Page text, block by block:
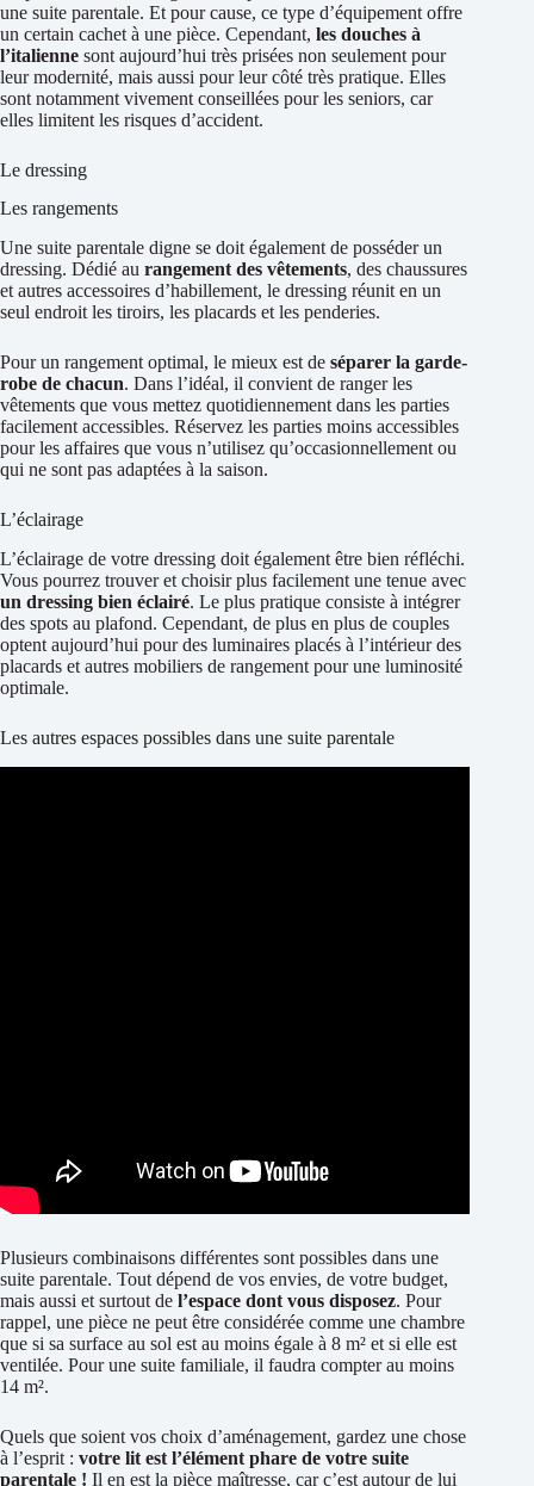
une suite parentale. Et pour cause, ce type d’équipement offre
un certain cachet à une pièce. Cependant, les douches à
l’italienne sont aujourd’hui très prisées non seulement pour
leur modernité, mais aussi pour leur côté très pratique. Elles
sont notamment vivement conseillées pour les seniors, car
elles limitent les risques d’accident.
Le dressing
Les rangements
Une suite parentale digne se doit également de posséder un
dressing. Dédié au rangement des vêtements, des chaussures
et autres accessoires d’habillement, le dressing réunit en un
seul endroit les tiroirs, les placards et les penderies.
Pour un rangement optimal, le mieux est de séparer la garde-
robe de chacun. Dans l’idéal, il convient de ranger les
vêtements que vous mettez quotidiennement dans les parties
facilement accessibles. Réservez les parties moins accessibles
pour les affaires que vous n’utilisez qu’occasionnellement ou
qui ne sont pas adaptées à la saison.
L’éclairage
L’éclairage de votre dressing doit également être bien réfléchi.
Vous pourrez trouver et choisir plus facilement une tenue avec
un dressing bien éclairé. Le plus pratique consiste à intégrer
des spots au plafond. Cependant, de plus en plus de couples
optent aujourd’hui pour des luminaires placés à l’intérieur des
placards et autres mobiliers de rangement pour une luminosité
optimale.
Les autres espaces possibles dans une suite parentale
Plusieurs combinaisons différentes sont possibles dans une
suite parentale. Tout dépend de vos envies, de votre budget,
mais aussi et surtout de l’espace dont vous disposez. Pour
rappel, une pièce ne peut être considérée comme une chambre
que si sa surface au sol est au moins égale à 8 m² et si elle est
ventilée. Pour une suite familiale, il faudra compter au moins
14 m².
Quels que soient vos choix d’aménagement, gardez une chose
à l’esprit : votre lit est l’élément phare de votre suite
parentale ! Il en est la pièce maîtresse, car c’est autour de lui